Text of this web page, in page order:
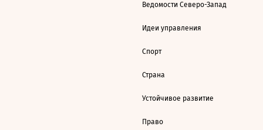
Ведомости Северо-Запад
Идеи управления
Спорт
Страна
Устойчивое развитие
Право